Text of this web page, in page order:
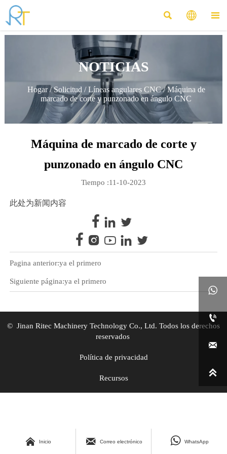
  
NOTICIAS
Hogar/Solicitud /Líneas angulares CNC/Máquina de
marcado de corte y punzonado en ángulo CNC
Máquina de marcado de corte y
punzonado en ángulo CNC
Tiempo :11-10-2023
此处为新闻内容
  
    
Pagina anterior:ya el primero
Siguiente página:ya el primero
© Jinan Ritec Machinery Technology Co., Ltd. Todos los derechos
reservados
Política de privacidad
Recursos
 Inicio  Correo electrónico  WhatsApp



